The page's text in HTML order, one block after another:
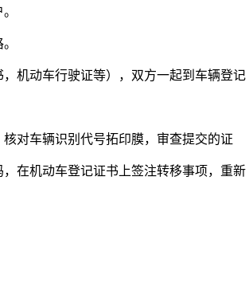
机动车行驶证等），双方一起到车辆登记
对车辆识别代号拓印膜，审查提交的证
在机动车登记证书上签注转移事项，重新